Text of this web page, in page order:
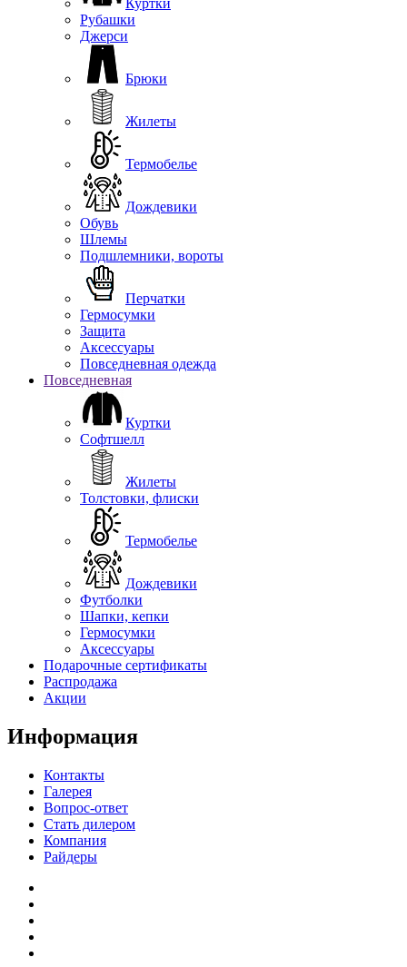
Рубашки
Джерси
Брюки
Жилеты
Термобелье
Дождевики
Обувь
Шлемы
Подшлемники, вороты
Перчатки
Гермосумки
Защита
Аксессуары
Повседневная одежда
Повседневная
Куртки
Софтшелл
Жилеты
Толстовки, флиски
Термобелье
Дождевики
Футболки
Шапки, кепки
Гермосумки
Аксессуары
Подарочные сертификаты
Распродажа
Акции
Информация
Контакты
Галерея
Вопрос-ответ
Стать дилером
Компания
Райдеры